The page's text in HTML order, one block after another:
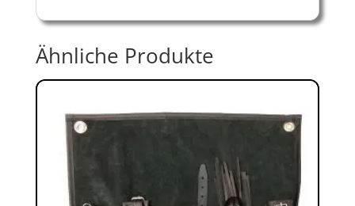
Ähnliche Produkte